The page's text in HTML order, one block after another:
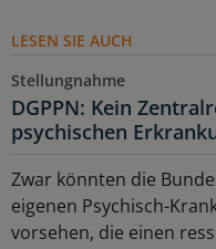
LESEN SIE AUCH
Stellungnahme
DGPPN: Kein
psychischen
Zwar könnten die
eigenen Psychisch-
vorsehen, die einen